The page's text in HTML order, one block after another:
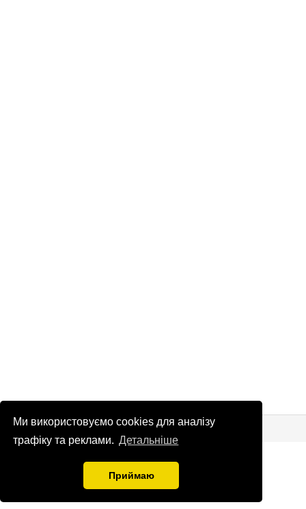
Ми використовуємо cookies для аналізу
трафіку та реклами. Детальніше
Приймаю
© Патріоти України 2026
Правова інформація